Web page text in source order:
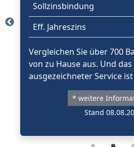
Sollzinsbindung
Eff. Jahreszins
Vergleichen Sie über 700
von zu Hause aus. Und
ausgezeichneter Service
* weitere
Stand